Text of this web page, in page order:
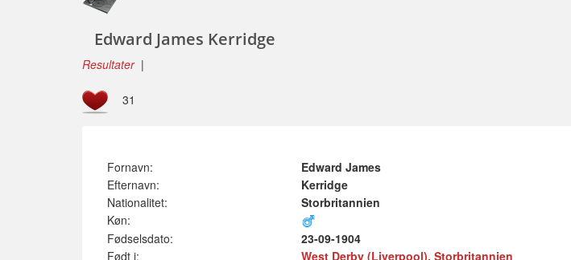
Edward James Kerridge
Resultater|
31
Fornavn:
Edward James
Efternavn:
Kerridge
Nationalitet:
Storbritannien
Køn:
Fødselsdato:
23-09-1904
Født i:
West Derby (Liverpool), Storbritannien